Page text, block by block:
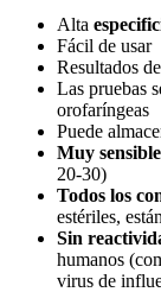
Alta
Fácil de usar
Resultados
Las pruebas
orofaríngeas
Puede
Muy sensible
20-30)
Todos los
estériles, están
Sin
humanos
virus de